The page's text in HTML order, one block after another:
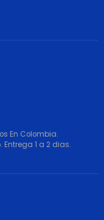
En Colombia.
Entrega 1 a 2 dias.